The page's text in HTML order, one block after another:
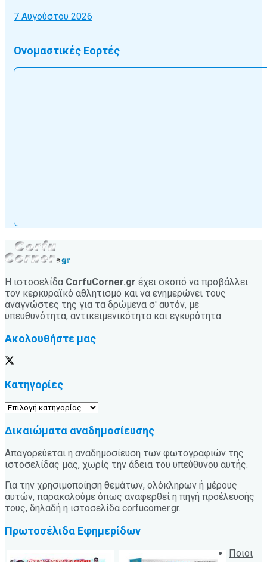
7 Αυγούστου 2026
Ονομαστικές Εορτές
Η ιστοσελίδα CorfuCorner.gr έχει σκοπό να προβάλλει
τον κερκυραϊκό αθλητισμό και να ενημερώνει τους
αναγνώστες της για τα δρώμενα σ' αυτόν, με
υπευθυνότητα, αντικειμενικότητα και εγκυρότητα.
Ακολουθήστε μας
Κατηγορίες
Κατηγορίες
Δικαιώματα αναδημοσίευσης
Απαγορεύεται η αναδημοσίευση των φωτογραφιών της
ιστοσελίδας μας, χωρίς την άδεια του υπεύθυνου αυτής.
Για την χρησιμοποίηση θεμάτων, ολόκληρων ή μέρους
αυτών, παρακαλούμε όπως αναφερθεί η πηγή προέλευσής
τους, δηλαδή η ιστοσελίδα corfucorner.gr.
Πρωτοσέλιδα Εφημερίδων
Ποιοι